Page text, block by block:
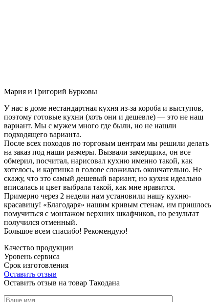
Мария и Григорий Бурковы
У нас в доме нестандартная кухня из-за короба и выступов,
поэтому готовые кухни (хоть они и дешевле) — это не наш
вариант. Мы с мужем много где были, но не нашли
подходящего варианта.
После всех походов по торговым центрам мы решили делать
на заказ под наши размеры. Вызвали замерщика, он все
обмерил, посчитал, нарисовал кухню именно такой, как
хотелось, и картинка в голове сложилась окончательно. Не
скажу, что это самый дешевый вариант, но кухня идеально
вписалась и цвет выбрала такой, как мне нравится.
Примерно через 2 недели нам установили нашу кухню-
красавицу! «Благодаря» нашим кривым стенам, им пришлось
помучиться с монтажом верхних шкафчиков, но результат
получился отменный.
Большое всем спасибо! Рекомендую!
Качество продукции
Уровень сервиса
Срок изготовления
Оставить отзыв
Оставить отзыв на товар Такодана